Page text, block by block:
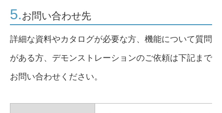
5.お問い合わせ先
詳細な資料やカタログが必要な方、機能について質問
がある方、デモンストレーションのご依頼は下記まで
お問い合わせください。